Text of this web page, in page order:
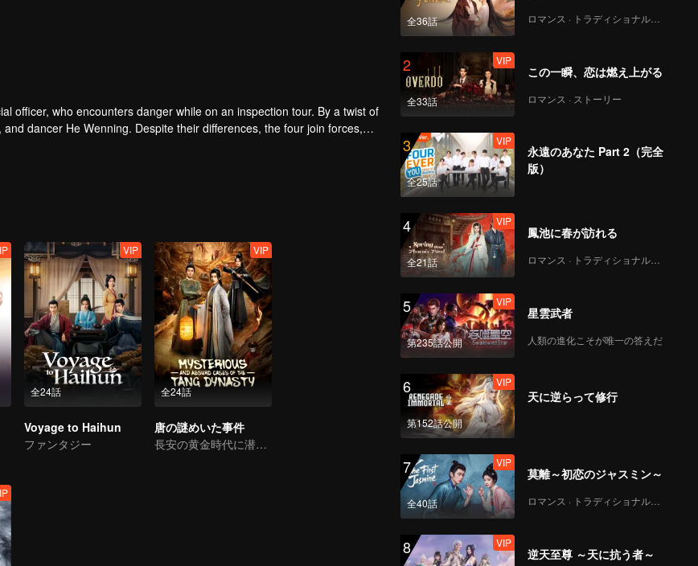
officer, who encounters danger while on an inspection tour. By a twist of
dancer He Wenning. Despite their differences, the four join forces,
analysis, bringing justice to the deceased and fairness to the living.
全24話
VIP
Voyage to Haihun
ファンタジー
全24話
VIP
唐の謎めいた事件
長安の黄金時代に潜む闇の真実を暴く
全36話 ロマンス · トラディショナル・コスチューム
2
全33話
VIP
この一瞬、恋は燃え上がる
ロマンス · ストーリー
3
全25話
VIP
永遠のあなた Part 2（完全
版）
4
全21話
VIP
鳳池に春が訪れる
ロマンス · トラディショナル・コスチューム
5
第235話公開
VIP
星雲武者
人類の進化こそが唯一の答えだ
6
第152話公開
VIP
天に逆らって修行
7
全40話
VIP
莫離～初恋のジャスミン～
ロマンス · トラディショナル・コスチューム
8 VIP
逆天至尊 ～天に抗う者～